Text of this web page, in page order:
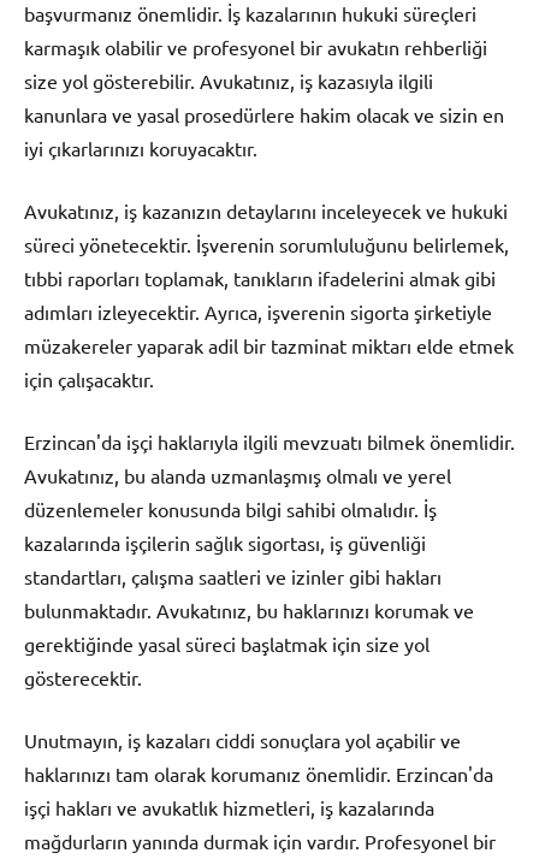
başvurmanız önemlidir. İş kazalarının hukuki süreçleri
karmaşık olabilir ve profesyonel bir avukatın rehberliği
size yol gösterebilir. Avukatınız, iş kazasıyla ilgili
kanunlara ve yasal prosedürlere hakim olacak ve sizin en
iyi çıkarlarınızı koruyacaktır.
Avukatınız, iş kazanızın detaylarını inceleyecek ve hukuki
süreci yönetecektir. İşverenin sorumluluğunu belirlemek,
tıbbi raporları toplamak, tanıkların ifadelerini almak gibi
adımları izleyecektir. Ayrıca, işverenin sigorta şirketiyle
müzakereler yaparak adil bir tazminat miktarı elde etmek
için çalışacaktır.
Erzincan'da işçi haklarıyla ilgili mevzuatı bilmek önemlidir.
Avukatınız, bu alanda uzmanlaşmış olmalı ve yerel
düzenlemeler konusunda bilgi sahibi olmalıdır. İş
kazalarında işçilerin sağlık sigortası, iş güvenliği
standartları, çalışma saatleri ve izinler gibi hakları
bulunmaktadır. Avukatınız, bu haklarınızı korumak ve
gerektiğinde yasal süreci başlatmak için size yol
gösterecektir.
Unutmayın, iş kazaları ciddi sonuçlara yol açabilir ve
haklarınızı tam olarak korumanız önemlidir. Erzincan'da
işçi hakları ve avukatlık hizmetleri, iş kazalarında
mağdurların yanında durmak için vardır. Profesyonel bir